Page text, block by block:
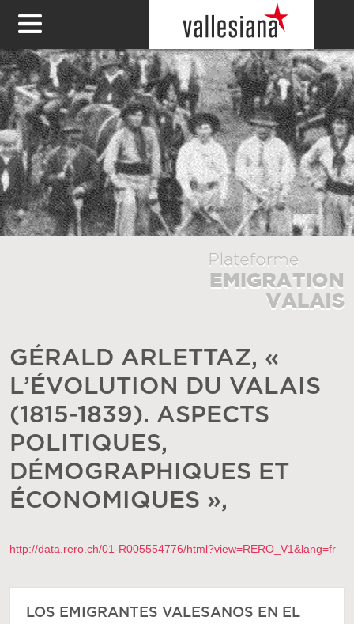
GÉRALD ARLETTAZ, «
L’ÉVOLUTION DU VALAIS
(1815-1839). ASPECTS
POLITIQUES,
DÉMOGRAPHIQUES ET
ÉCONOMIQUES »,
http://data.rero.ch/01-R005554776/html?view=RERO_V1&lang=fr
LOS EMIGRANTES VALESANOS EN EL